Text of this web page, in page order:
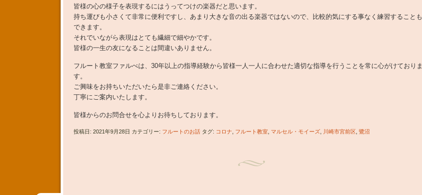
皆様の心の様子を表現するにはうってつけの楽器だと思います。
持ち運びも小さくて非常に便利ですし、あまり大きな音の出る楽器ではないので、比較的気にする事なく練習することも
できます。
それでいながら表現はとても繊細で細やかです。
皆様の一生の友になることは間違いありません。
フルート教室ファルべは、30年以上の指導経験から皆様一人一人に合わせた適切な指導を行うことを常に心がけておりま
す。
ご興味をお持ちいただいたら是非ご連絡ください。
丁寧にご案内いたします。
皆様からのお問合せを心よりお待ちしております。
投稿日: 2021年9月28日 カテゴリー: フルートのお話タグ: コロナ フルート教室, マルセル・モイーズ, 川崎市宮前区, 鷺沼